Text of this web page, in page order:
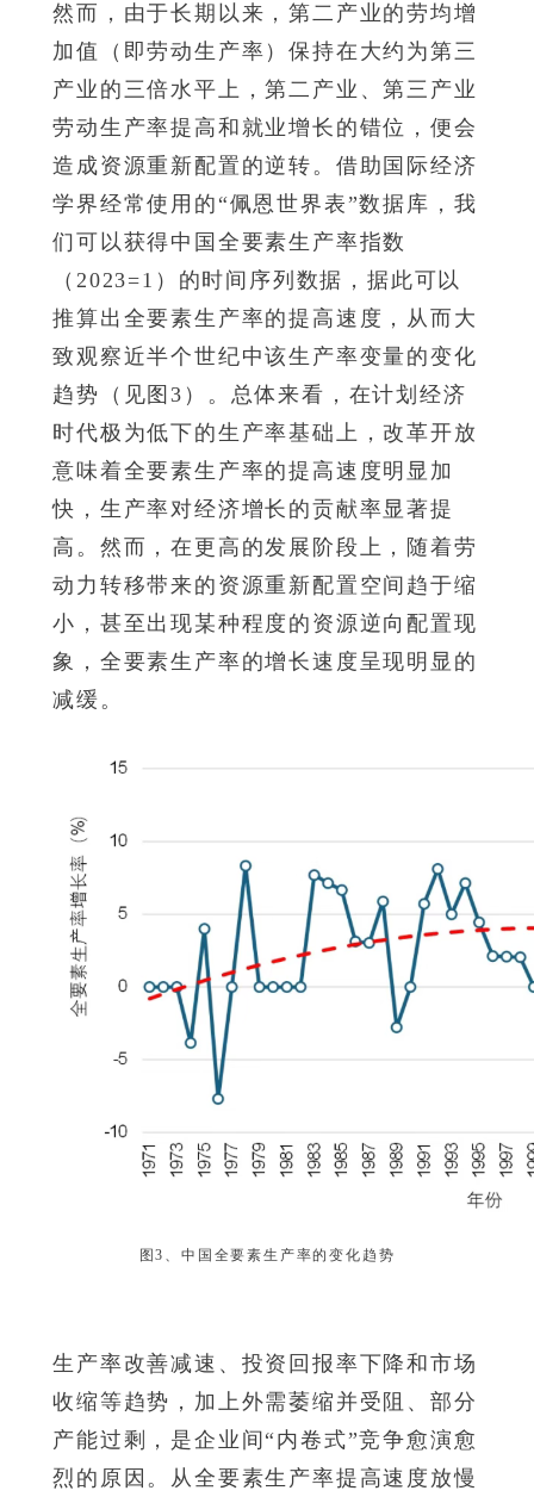
然而，由于长期以来，第二产业的劳均增
加值（即劳动生产率）保持在大约为第三
产业的三倍水平上，第二产业、第三产业
劳动生产率提高和就业增长的错位，便会
造成资源重新配置的逆转。借助国际经济
学界经常使用的“佩恩世界表”数据库，我
们可以获得中国全要素生产率指数
（2023=1）的时间序列数据，据此可以
推算出全要素生产率的提高速度，从而大
致观察近半个世纪中该生产率变量的变化
趋势（见图3）。总体来看，在计划经济
时代极为低下的生产率基础上，改革开放
意味着全要素生产率的提高速度明显加
快，生产率对经济增长的贡献率显著提
高。然而，在更高的发展阶段上，随着劳
动力转移带来的资源重新配置空间趋于缩
小，甚至出现某种程度的资源逆向配置现
象，全要素生产率的增长速度呈现明显的
减缓。
图3、中国全要素生产率的变化趋势
生产率改善减速、投资回报率下降和市场
收缩等趋势，加上外需萎缩并受阻、部分
产能过剩，是企业间“内卷式”竞争愈演愈
烈的原因。从全要素生产率提高速度放慢